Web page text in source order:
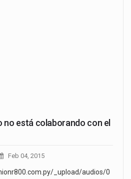
no está colaborando con el
Feb 04, 2015
_upload/audios/0